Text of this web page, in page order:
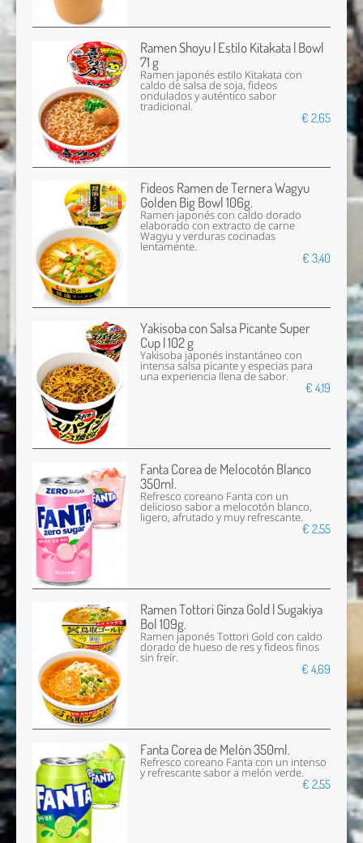
Ramen Shoyu | Estilo Kitakata | Bowl
71 g
Ramen japonés estilo Kitakata con
caldo de salsa de soja, fideos
ondulados y auténtico sabor
tradicional.
€ 2,65
Fideos Ramen de Ternera Wagyu
Golden Big Bowl 106g.
Ramen japonés con caldo dorado
elaborado con extracto de carne
Wagyu y verduras cocinadas
lentamente.
€ 3,40
Yakisoba con Salsa Picante Super
Cup | 102 g
Yakisoba japonés instantáneo con
intensa salsa picante y especias para
una experiencia llena de sabor.
€ 4,19
Fanta Corea de Melocotón Blanco
350ml.
Refresco coreano Fanta con un
delicioso sabor a melocotón blanco,
ligero, afrutado y muy refrescante.
€ 2,55
Ramen Tottori Ginza Gold | Sugakiya
Bol 109g.
Ramen japonés Tottori Gold con caldo
dorado de hueso de res y fideos finos
sin freír.
€ 4,69
Fanta Corea de Melón 350ml.
Refresco coreano Fanta con un intenso
y refrescante sabor a melón verde.
€ 2,55